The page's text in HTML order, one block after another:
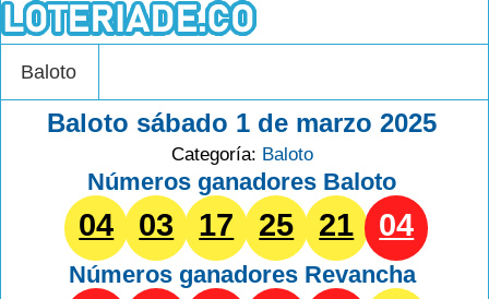
Baloto
Baloto sábado 1 de marzo 2025
Categoría: Baloto
Números ganadores Baloto
04 03 17 25 21 04
Números ganadores Revancha